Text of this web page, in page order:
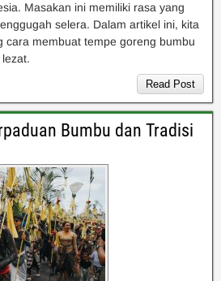
Masakan ini memiliki rasa yang
selera. Dalam artikel ini, kita
cara membuat tempe goreng bumbu
Read Post
Bumbu dan Tradisi